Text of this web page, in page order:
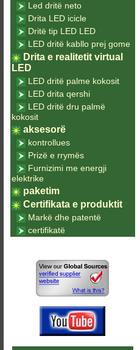
Led dritë neto
Drita LED icicle
Dritë tip LED LED
LED dritë kabllo prej gome
Drita e realitetit virtual
LED
LED dritë palme kokosit
LED drita qershi
LED dritë dru palmë
kokosit
aksesorë
kontrollues
Prizë e rrymës
Furnizimi me energji
elektrike
paketim
Certifikata e produktit
Markë dhe patentë
certifikatë